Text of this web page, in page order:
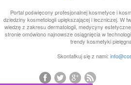
Portal poświęcony profesjonalnej kosmetyce i
dziedziny kosmetologii upiększającej i leczniczej. W
wiedzę z zakresu dermatologii, medycyny
stronie omówiono najnowsze osiągnięcia w
trendy kosmetyki
Skontatkuj się z nami: